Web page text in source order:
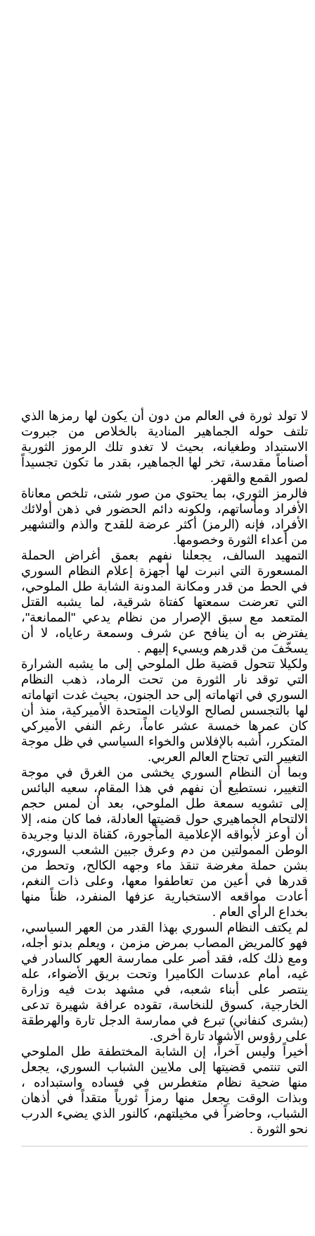
لا تولد ثورة في العالم من دون أن يكون لها رمزها الذي
تلتف حوله الجماهير المنادية بالخلاص من جبروت
الاستبداد وطغيانه، بحيث لا تغدو تلك الرموز الثورية
أصناماً مقدسة، تخر لها الجماهير، بقدر ما تكون تجسيداً
لصور القمع والقهر.
فالرمز الثوري، بما يحتوي من صور شتى، تلخص معاناة
الأفراد ومأساتهم، ولكونه دائم الحضور في ذهن أولائك
الأفراد، فإنه (الرمز) أكثر عرضة للقدح والذم والتشهير
من أعداء الثورة وخصومها.
التمهيد السالف، يجعلنا نفهم بعمق أغراض الحملة
المسعورة التي انبرت لها أجهزة إعلام النظام السوري
في الحط من قدر ومكانة المدونة الشابة طل الملوحي،
التي تعرضت سمعتها كفتاة شرقية، لما يشبه القتل
المتعمد مع سبق الإصرار من نظام يدعي "الممانعة"،
يفترض به أن ينافح عن شرف وسمعة رعاياه، لا أن
يسخّفَ من قدرهم ويسيء إليهم .
ولكيلا تتحول قضية طل الملوحي إلى ما يشبه الشرارة
التي توقد نار الثورة من تحت الرماد، ذهب النظام
السوري في اتهاماته إلى حد الجنون، بحيث غدت اتهاماته
لها بالتجسس لصالح الولايات المتحدة الأميركية، منذ أن
كان عمرها خمسة عشر عاماً، رغم النفي الأميركي
المتكرر، أشبه بالإفلاس والخواء السياسي في ظل موجة
التغيير التي تجتاح العالم العربي.
وبما أن النظام السوري يخشى من الغرق في موجة
التغيير، نستطيع أن نفهم في هذا المقام، سعيه البائس
إلى تشويه سمعة طل الملوحي، بعد أن لمس حجم
الالتحام الجماهيري حول قضيتها العادلة، فما كان منه، إلا
أن أوعز لأبواقه الإعلامية المأجورة، كقناة الدنيا وجريدة
الوطن الممولتين من دم وعرق جبين الشعب السوري،
بشن حملة مغرضة تنقذ ماء وجهه الكالح، وتحط من
قدرها في أعين من تعاطفوا معها، وعلى ذات النغم،
أعادت مواقعه الاستخبارية عزفها المنفرد، ظناً منها
بخداع الرأي العام .
لم يكتف النظام السوري بهذا القدر من العهر السياسي،
فهو كالمريض المصاب بمرض مزمن ، ويعلم بدنو أجله،
ومع ذلك كله، فقد أصر على ممارسة العهر كالسادر في
غيه، أمام عدسات الكاميرا وتحت بريق الأضواء، عله
ينتصر على أبناء شعبه، في مشهد بدت فيه وزارة
الخارجية، كسوق للنخاسة، تقوده عرافة شهيرة تدعى
(بشرى كنفاني) تبرع في ممارسة الدجل تارة والهرطقة
على رؤوس الأشهاد تارة أخرى.
أخيراً وليس آخراً، إن الشابة المختطفة طل الملوحي
التي تنتمي قضيتها إلى ملايين الشباب السوري، يجعل
منها ضحية نظام متغطرس في فساده واستبداده ،
وبذات الوقت يجعل منها رمزاً ثورياً متقداً في أذهان
الشباب، وحاضراً في مخيلتهم، كالنور الذي يضيء الدرب
نحو الثورة .